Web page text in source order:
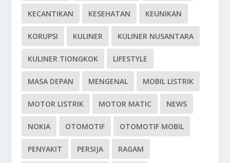
KECANTIKAN KESEHATAN KEUNIKAN
KORUPSI KULINER KULINER NUSANTARA
KULINER TIONGKOK LIFESTYLE
MASA DEPAN MENGENAL MOBIL LISTRIK
MOTOR LISTRIK MOTOR MATIC NEWS
NOKIA OTOMOTIF OTOMOTIF MOBIL
PENYAKIT PERSIJA RAGAM